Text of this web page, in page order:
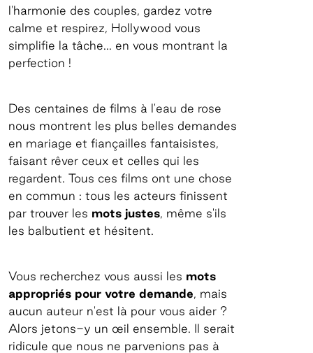
l'harmonie des couples, gardez votre
calme et respirez, Hollywood vous
simplifie la tâche... en vous montrant la
perfection !
Des centaines de films à l'eau de rose
nous montrent les plus belles demandes
en mariage et fiançailles fantaisistes,
faisant rêver ceux et celles qui les
regardent. Tous ces films ont une chose
en commun : tous les acteurs finissent
par trouver les mots justes, même s'ils
les balbutient et hésitent.
Vous recherchez vous aussi les mots
appropriés pour votre demande, mais
aucun auteur n'est là pour vous aider ?
Alors jetons-y un œil ensemble. Il serait
ridicule que nous ne parvenions pas à